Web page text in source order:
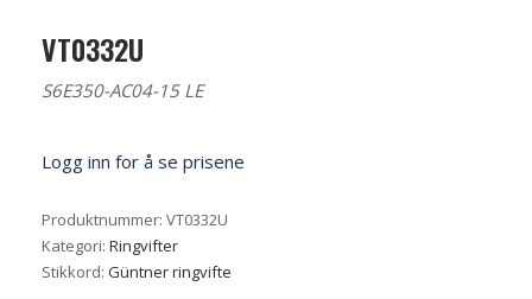
VT0332U
S6E350-AC04-15 LE
Logg inn for å se prisene
Produktnummer: VT0332U
Kategori: Ringvifter
Stikkord: Güntner ringvifte